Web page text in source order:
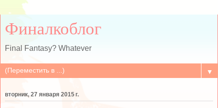
Финалкоблог
Final Fantasy? Whatever
▼
вторник, 27 января 2015 г.